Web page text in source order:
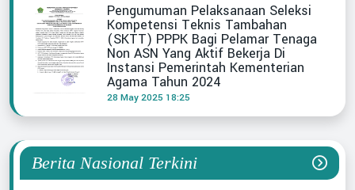
Pengumuman Pelaksanaan Seleksi
Kompetensi Teknis Tambahan
(SKTT) PPPK Bagi Pelamar Tenaga
Non ASN Yang Aktif Bekerja Di
Instansi Pemerintah Kementerian
Agama Tahun 2024
28 May 2025 18:25
Berita Nasional Terkini